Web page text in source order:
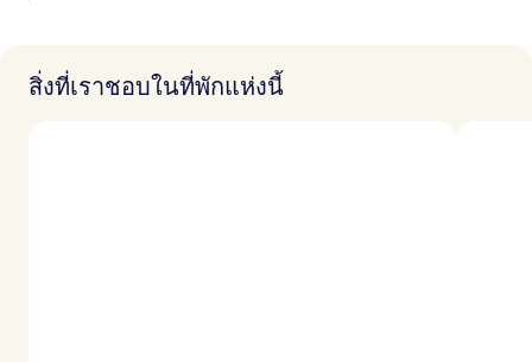
สิ่งที่เราชอบในที่พักแห่งนี้